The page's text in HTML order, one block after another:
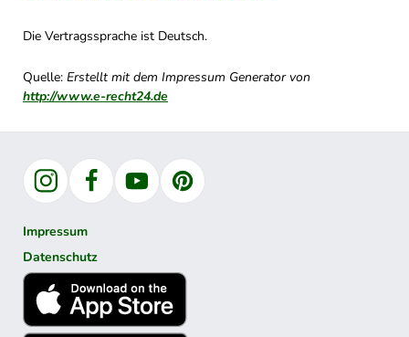
Die Vertragssprache ist Deutsch.
Quelle: Erstellt mit dem Impressum Generator von
http://www.e-recht24.de
InstagramFacebookYouTubePinterest
Impressum
Datenschutz